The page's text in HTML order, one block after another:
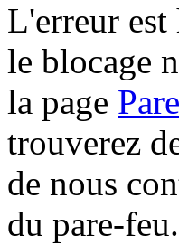
L'erreur est
le blocage
la page
trouverez
de nous
du pare-feu.